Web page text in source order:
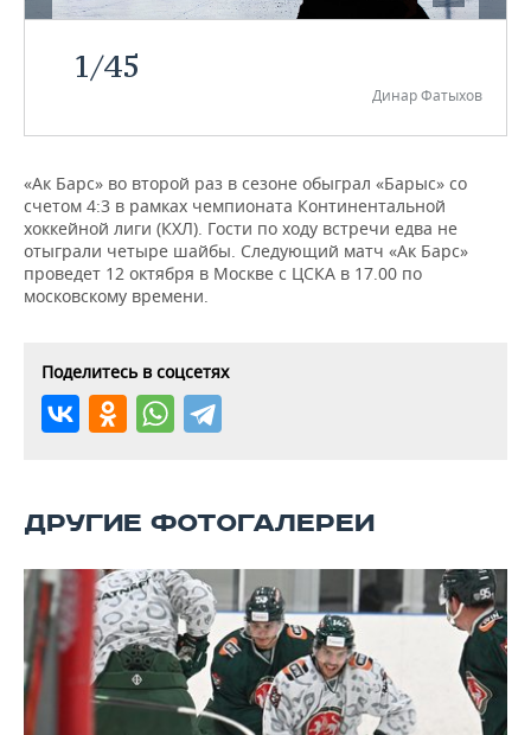
НЕФТЕХИМИЯ
НЕФТЬ
ТЕЛЕКОММУНИКАЦИИ
БИЗНЕС-БРАНЧИ
ONLINE-КОНФЕРЕНЦИИ
ФУТБОЛ
ХОККЕЙ
ВОЛЕЙБОЛ
КИБЕРСПОРТ
ВОДНЫЕ ВИДЫ СПОРТА
ХОККЕЙ С МЯЧОМ
НОВОСТИ ОБЩЕСТВА
ВЛАСТЬ
ИСТОРИЯ
КУЛЬТУРА
ОБРАЗОВАНИЕ
ПРОИСШЕСТВИЯ
ФОТОГАЛЕРЕЯ
СЮЖЕТЫ
СПИСОК ПЕРСОН
СПИСОК КОМПАНИЙ
ПОЛНАЯ ВЕРСИЯ
1/45
Динар Фатыхов
«Ак Барс» во второй раз в сезоне обыграл «Барыс» со
счетом 4:3 в рамках чемпионата Континентальной
хоккейной лиги (КХЛ). Гости по ходу встречи едва не
отыграли четыре шайбы. Следующий матч «Ак Барс»
проведет 12 октября в Москве с ЦСКА в 17.00 по
московскому времени.
Поделитесь в соцсетях
ДРУГИЕ ФОТОГАЛЕРЕИ